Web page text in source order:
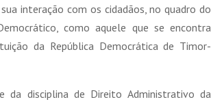
interação com os cidadãos, no quadro do
como aquele que se encontra
da República Democrática de Timor-
disciplina de Direito Administrativo da